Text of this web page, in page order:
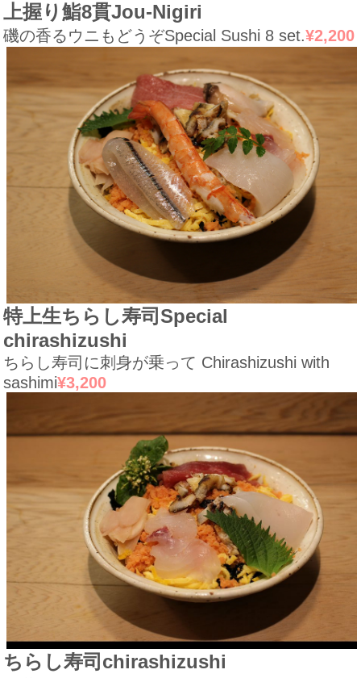
上握り鮨8貫Jou-Nigiri
磯の香るウニもどうぞSpecial Sushi 8 set.¥2,200
特上生ちらし寿司 Special
chirashizushi
ちらし寿司に刺身が乗って Chirashizushi with
sashimi¥3,200
ちらし寿司 chirashizushi